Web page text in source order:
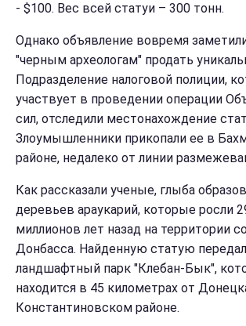
- $100. Вес всей статуи – 300 тонн.
Однако объявление вовремя
"черным археологам" продать
Подразделение налоговой полиции,
участвует в проведении операции
сил, отследили местонахождение
Злоумышленники прикопали ее в
районе, недалеко от линии
Как рассказали ученые, глыба
деревьев араукарий, которые росли
миллионов лет назад на территории
Донбасса. Найденную статую
ландшафтный парк "Клебан-Бык",
находится в 45 километрах от
Константиновском районе.